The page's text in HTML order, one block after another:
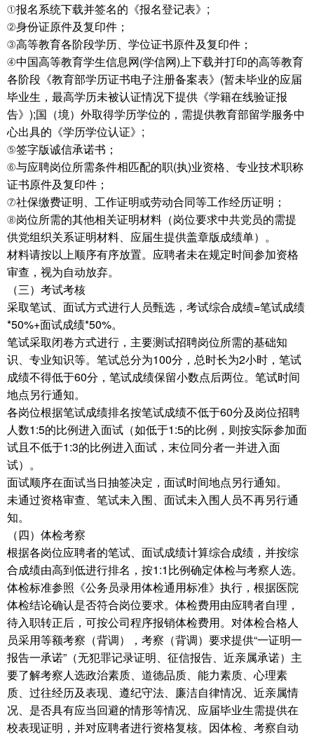
①报名系统下载并签名的《报名登记表》;
②身份证原件及复印件；
③高等教育各阶段学历、学位证书原件及复印件；
④中国高等教育学生信息网(学信网)上下载并打印的高等教育
各阶段《教育部学历证书电子注册备案表》(暂未毕业的应届
毕业生，最高学历未被认证情况下提供《学籍在线验证报
告》);国（境）外取得学历学位的，需提供教育部留学服务中
心出具的《学历学位认证》;
⑤签字版诚信承诺书；
⑥与应聘岗位所需条件相匹配的职(执)业资格、专业技术职称
证书原件及复印件；
⑦社保缴费证明、工作证明或劳动合同等工作经历证明；
⑧岗位所需的其他相关证明材料（岗位要求中共党员的需提
供党组织关系证明材料、应届生提供盖章版成绩单）。
材料请按以上顺序有序放置。应聘者未在规定时间参加资格
审查，视为自动放弃。
（三）考试考核
采取笔试、面试方式进行人员甄选，考试综合成绩=笔试成绩
*50%+面试成绩*50%。
笔试采取闭卷方式进行，主要测试招聘岗位所需的基础知
识、专业知识等。笔试总分为100分，总时长为2小时，笔试
成绩不得低于60分，笔试成绩保留小数点后两位。笔试时间
地点另行通知。
各岗位根据笔试成绩排名按笔试成绩不低于60分及岗位招聘
人数1:5的比例进入面试（如低于1:5的比例，则按实际参加面
试且不低于1:3的比例进入面试，末位同分者一并进入面
试）。
面试顺序在面试当日抽签决定，面试时间地点另行通知。
未通过资格审查、笔试未入围、面试未入围人员不再另行通
知。
（四）体检考察
根据各岗位应聘者的笔试、面试成绩计算综合成绩，并按综
合成绩由高到低进行排名，按1:1比例确定体检与考察人选。
体检标准参照《公务员录用体检通用标准》执行，根据医院
体检结论确认是否符合岗位要求。体检费用由应聘者自理，
待入职转正后，可按公司程序报销体检费用。对体检合格人
员采用等额考察（背调），考察（背调）要求提供“一证明一
报告一承诺”（无犯罪记录证明、征信报告、近亲属承诺）主
要了解考察人选政治素质、道德品质、能力素质、心理素
质、过往经历及表现、遵纪守法、廉洁自律情况、近亲属情
况、是否具有应当回避的情形等情况、应届毕业生需提供在
校表现证明，并对应聘者进行资格复核。因体检、考察自动